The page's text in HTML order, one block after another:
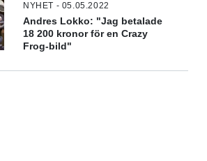
NYHET - 05.05.2022
Andres Lokko: "Jag betalade
18 200 kronor för en Crazy
Frog-bild"